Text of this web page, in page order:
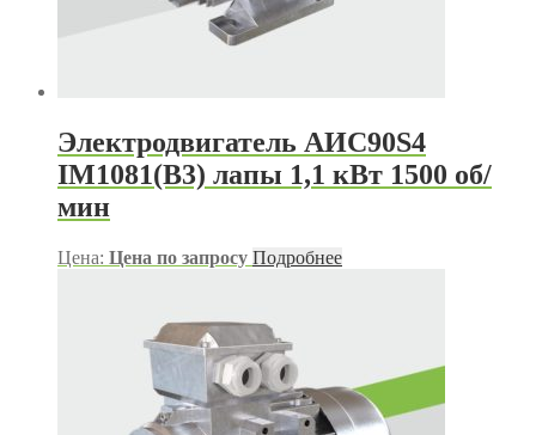
Электродвигатель АИС90S4
IM1081(B3) лапы 1,1 кВт 1500 об/
мин
Цена: Цена по запросу Подробнее